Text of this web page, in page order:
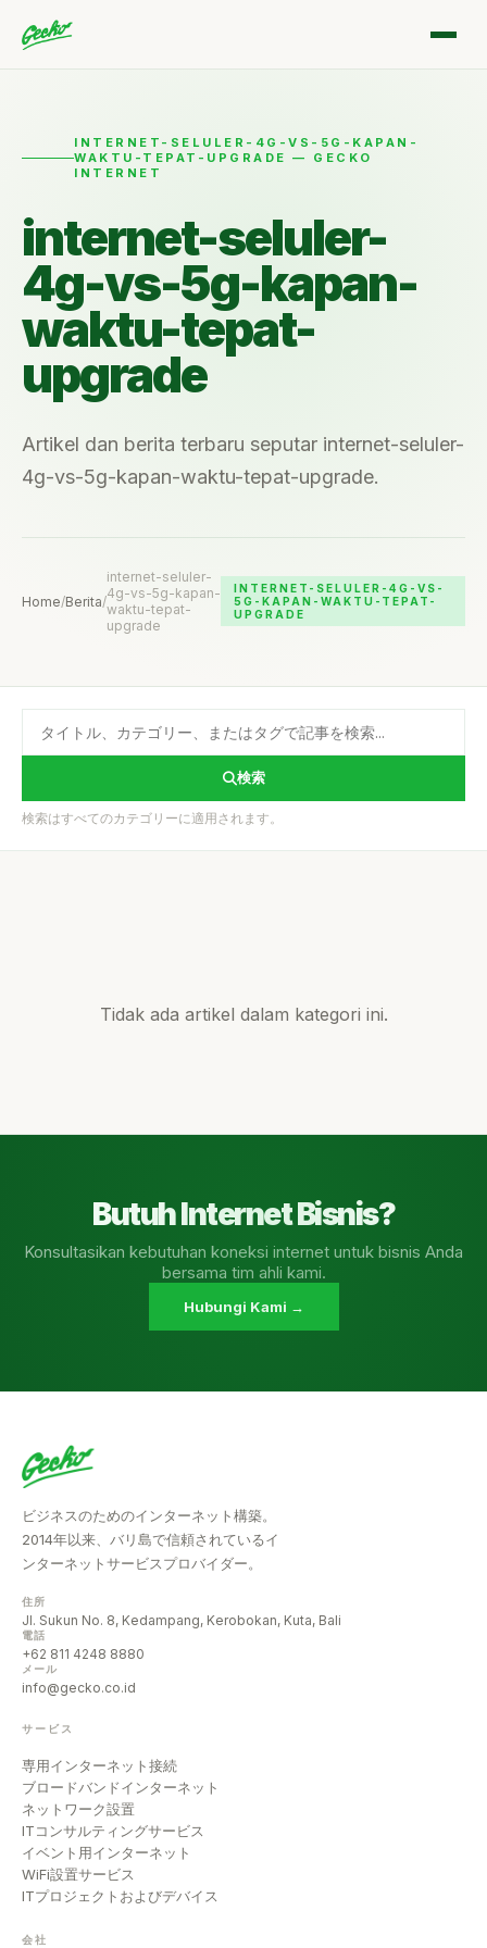
INTERNET-SELULER-4G-VS-5G-KAPAN-
WAKTU-TEPAT-UPGRADE — GECKO
INTERNET
internet-seluler-
4g-vs-5g-kapan-
waktu-tepat-
upgrade
Artikel dan berita terbaru seputar internet-seluler-
4g-vs-5g-kapan-waktu-tepat-upgrade.
Home/Berita/
internet-seluler-
4g-vs-5g-kapan-
waktu-tepat-
upgrade
INTERNET-SELULER-4G-VS-
5G-KAPAN-WAKTU-TEPAT-
UPGRADE
検索
検索はすべてのカテゴリーに適用されます。
Tidak ada artikel dalam kategori ini.
Butuh Internet Bisnis?
Konsultasikan kebutuhan koneksi internet untuk bisnis Anda
bersama tim ahli kami.
Hubungi Kami →
ビジネスのためのインターネット構築。
2014年以来、バリ島で信頼されているイ
ンターネットサービスプロバイダー。
住所
Jl. Sukun No. 8, Kedampang, Kerobokan, Kuta, Bali
電話
+62 811 4248 8880
メール
info@gecko.co.id
サービス
専用インターネット接続
ブロードバンドインターネット
ネットワーク設置
ITコンサルティングサービス
イベント用インターネット
WiFi設置サービス
ITプロジェクトおよびデバイス
会社